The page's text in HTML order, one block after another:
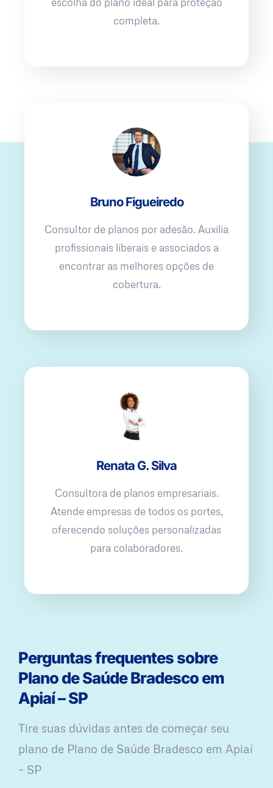
completa.
Bruno Figueiredo
Consultor de planos por adesão. Auxilia
profissionais liberais e associados a
encontrar as melhores opções de
cobertura.
Renata G. Silva
Consultora de planos empresariais.
Atende empresas de todos os portes,
oferecendo soluções personalizadas
para colaboradores.
Perguntas frequentes sobre
Plano de Saúde Bradesco em
Apiaí – SP
Tire suas dúvidas antes de começar seu
plano ​de Plano de Saúde Bradesco em Apiaí
– SP